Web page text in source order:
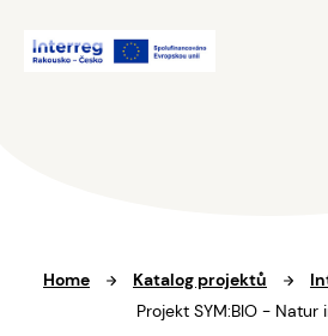
Home Katalog projektů
Projekt SYM:BIO - Natur